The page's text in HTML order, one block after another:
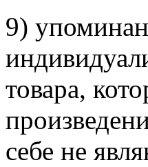
9)
товара,
себе не